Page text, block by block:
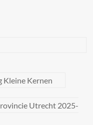
Kleine Kernen
Utrecht 2025-